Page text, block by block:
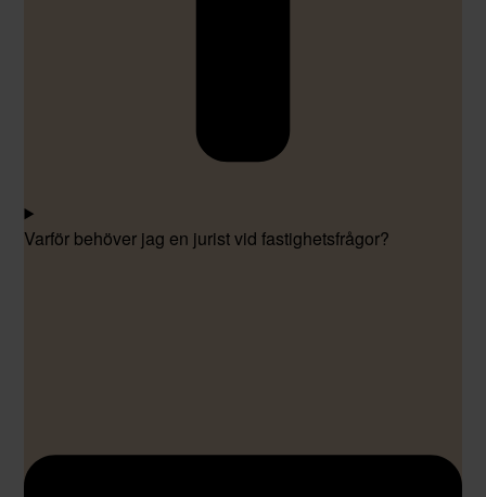
Varför behöver jag en jurist vid fastighetsfrågor?